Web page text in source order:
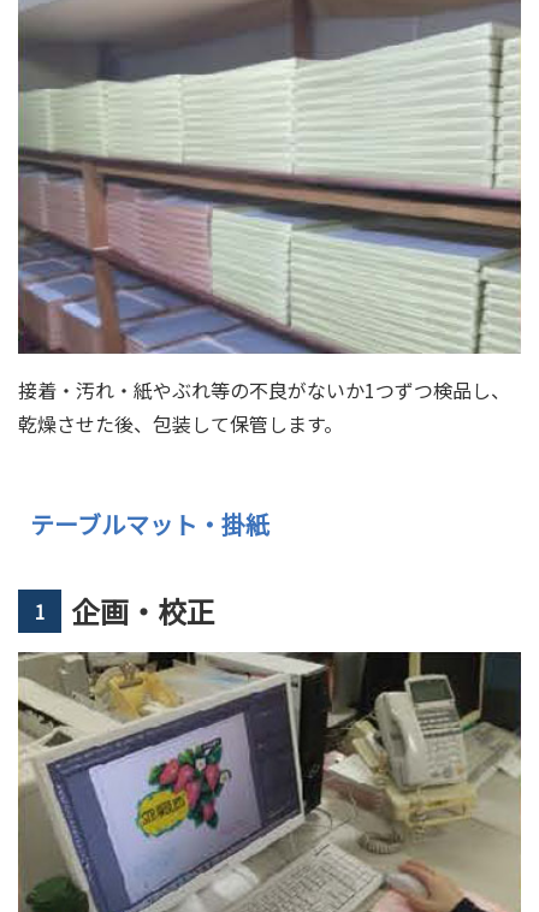
接着・汚れ・紙やぶれ等の不良がないか1つずつ検品し、
乾燥させた後、包装して保管します。
テーブルマット・掛紙
1 企画・校正